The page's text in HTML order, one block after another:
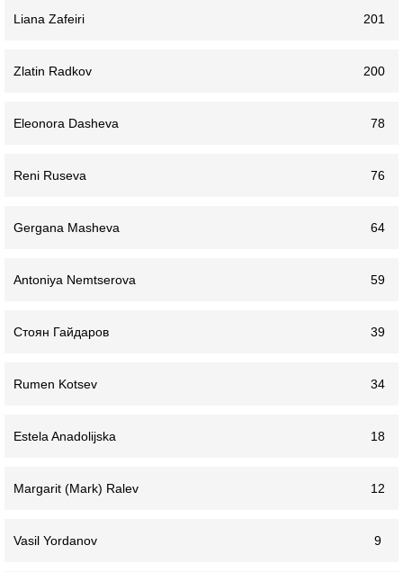
Liana Zafeiri 201
Zlatin Radkov 200
Eleonora Dasheva 78
Reni Ruseva 76
Gergana Masheva 64
Antoniya Nemtserova 59
Стоян Гайдаров 39
Rumen Kotsev 34
Estela Anadolijska 18
Margarit (Mark) Ralev 12
Vasil Yordanov 9